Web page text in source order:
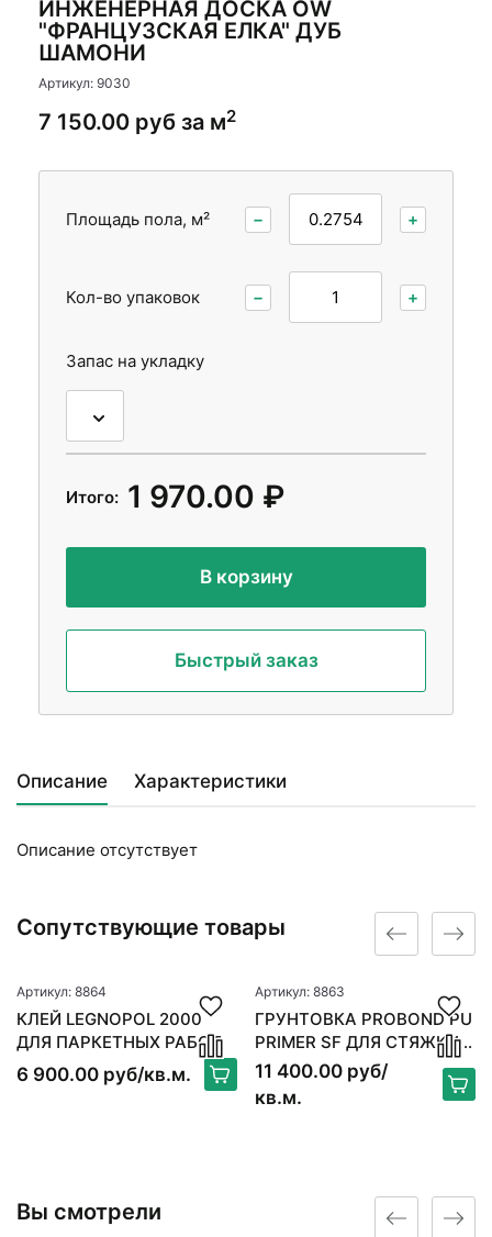
ИНЖЕНЕРНАЯ ДОСКА OW
"ФРАНЦУЗСКАЯ ЕЛКА" ДУБ
ШАМОНИ
Артикул: 9030
7 150.00 руб за м2
Площадь пола, м² − +
Кол-во упаковок − +
Запас на укладку
Итого: 1 970.00 ₽
В корзину
Быстрый заказ
Описание Характеристики
Описание отсутствует
Сопутствующие товары
Артикул: 8864
КЛЕЙ LEGNOPOL 2000
ДЛЯ ПАРКЕТНЫХ РАБОТ
6 900.00 руб/кв.м.
Артикул: 8863
ГРУНТОВКА PROBOND PU
PRIMER SF ДЛЯ СТЯЖКИ 6
КГ
11 400.00 руб/
кв.м.
Вы смотрели
Стеновые панели
Межкомнатные двери